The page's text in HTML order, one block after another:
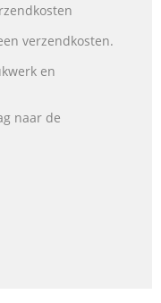
verzendkosten.
en
naar de